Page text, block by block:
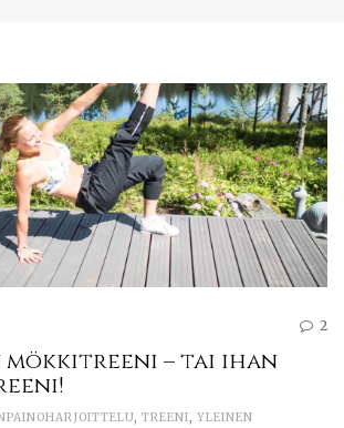
2
mökkitreeni – tai ihan
TREENI YLEINEN